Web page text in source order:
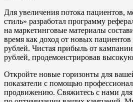
Для увеличения потока пациентов,
стиль» разработал программу
на маркетинговые материалы
время как доход от новых пациентов
рублей. Чистая прибыль от
рублей, продемонстрировав
Откройте новые горизонты для
показатели с помощью
продвижению. Свяжитесь с нами для